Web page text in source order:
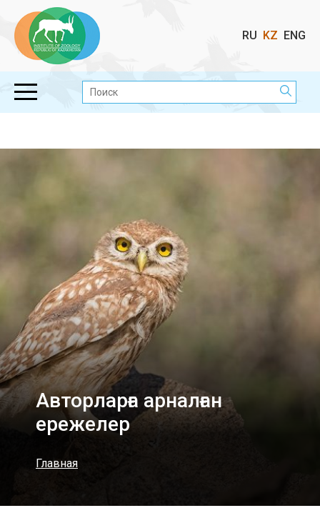
Выбор
RU KZ ENG
Поиск:
Авторларға арналған
ережелер
Главная